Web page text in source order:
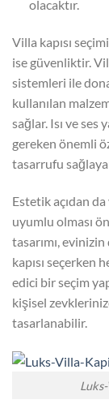
olacaktır.
Villa kapısı
ise güvenliktir.
sistemleri ile
kullanılan
sağlar. Isı ve ses
gereken önemli
tasarrufu
Estetik açıdan
uyumlu olması
tasarımı,
kapısı seçerken
edici bir seçim
kişisel
tasarlanabilir.